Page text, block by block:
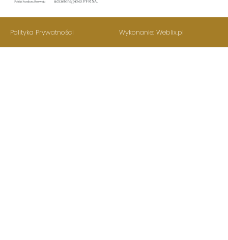
Polityka Prywatności Wykonanie: Weblix.pl